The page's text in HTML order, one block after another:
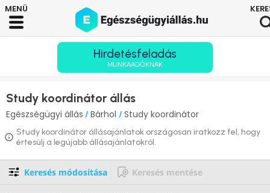
Hirdetésfeladás
MUNKAADÓKNAK
Study koordinátor állás
Egészségügyi állás / Bárhol / Study koordinátor
Study koordinátor állásajánlatok országosan iratkozz fel, hogy
értesülj a legújabb állásajánlatokról.
Keresés módosítása Keresés mentése